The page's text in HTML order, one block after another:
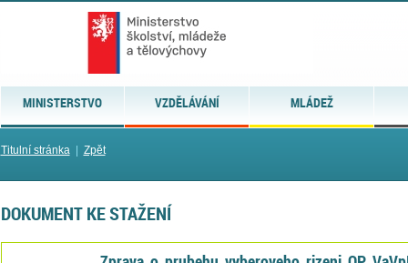
MINISTERSTVO VZDĚLÁVÁNÍ MLÁDEŽ
Titulní stránka| Zpět
DOKUMENT KE STAŽENÍ